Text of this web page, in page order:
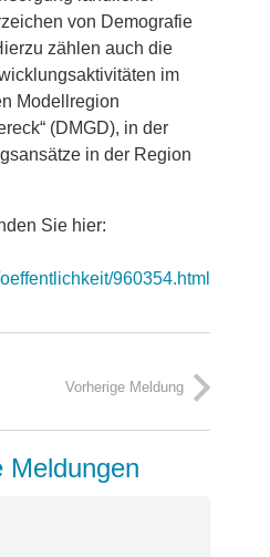
von Demografie
zählen auch die
im
Modellregion
(DMGD), in der
in der Region
Sie hier:
960354.html
Vorherige Meldung
Meldungen